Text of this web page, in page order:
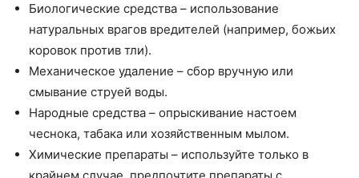
Биологические средства – использование
натуральных врагов вредителей (например, божьих
коровок против тли).
Механическое удаление – сбор вручную или
смывание струей воды.
Народные средства – опрыскивание настоем
чеснока, табака или хозяйственным мылом.
Химические препараты – используйте только в